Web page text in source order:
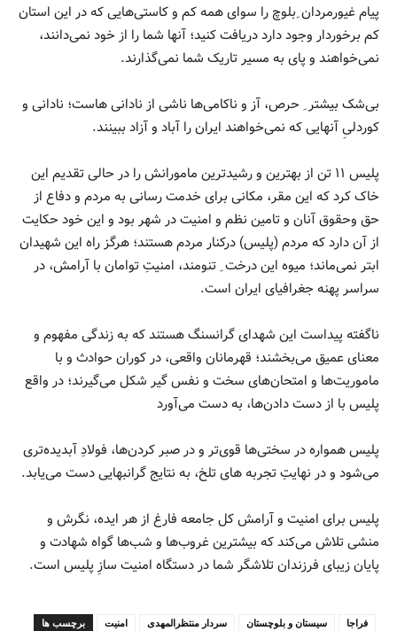
پیام غیورمردان ِبلوچ را سوای همه کم و کاستی‌هایی که در این استان
کم برخوردار وجود دارد دریافت کنید؛ آنها شما را از خود نمی‌دانند،
نمی‌خواهند و پای به مسیر تاریک شما نمی‌گذارند.
بی‌شک بیشتر ِ حرص، آز و ناکامی‌ها ناشی از نادانی هاست؛ نادانی و
کوردلیِ آنهایی که نمی‌خواهند ایران را آباد و آزاد ببینند.
پلیس ۱۱ تن از بهترین و رشیدترین مامورانش را در حالی تقدیم این
خاک کرد که این مقر، مکانی برای خدمت رسانی به مردم و دفاع از
حق وحقوق آنان و تامین نظم و امنیت در شهر بود و این خود حکایت
از آن دارد که مردم (پلیس) درکنار مردم هستند؛ هرگز راه این شهیدان
ابتر نمی‌ماند؛ میوه این درخت ِ تنومند، امنیتِ توامان با آرامش، در
سراسر پهنه جغرافیای ایران است.
ناگفته پیداست این شهدای گرانسنگ هستند که به زندگی مفهوم و
معنای عمیق می‌بخشند؛ قهرمانان واقعی، در کوران حوادث و با
ماموریت‌ها و امتحان‌های سخت و نفس گیر شکل می‌گیرند؛ در واقع
پلیس با از دست دادن‌ها، به دست می‌آورد
پلیس همواره در سختی‌ها قوی‌تر و در صبر کردن‌ها، فولادِ آبدیده‌تری
می‌شود و در نهایتِ تجربه های تلخ، به نتایج گرانبهایی دست می‌یابد.
پلیس برای امنیت و آرامش کل جامعه فارغ از هر ایده، نگرش و
منشی تلاش می‌کند که بیشترین غروب‌ها و شب‌ها گواه شهادت و
پایان زیبای فرزندان تلاشگر شما در دستگاه امنیت سازِ پلیس است.
برچسب ها امنیت سردار منتظرالمهدی سیستان و بلوچستان فراجا